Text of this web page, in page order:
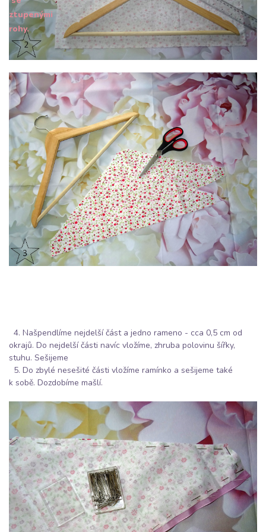
ztupenými
rohy.
4. Našpendlíme nejdelší část a jedno rameno - cca 0,5 cm od
okrajů. Do nejdelší části navíc vložíme, zhruba polovinu šířky,
stuhu. Sešijeme
5. Do zbylé nesešité části vložíme ramínko a sešijeme také
k sobě. Dozdobíme mašlí.